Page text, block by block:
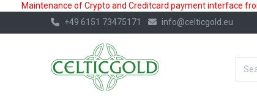
Maintenance of Crypto and Creditcard payment interface
+49 6151 73475171
info@celticgold.eu